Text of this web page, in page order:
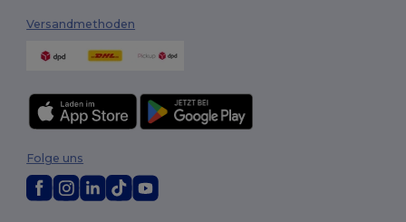
Versandmethoden
Folge uns